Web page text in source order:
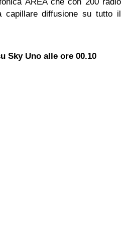
capillare diffusione su tutto il
Sky Uno alle ore 00.10